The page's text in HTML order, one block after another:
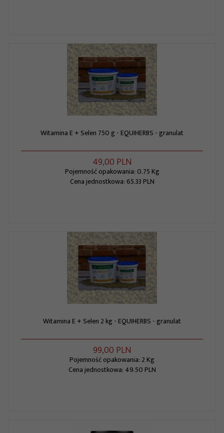
Witamina E + Selen 750 g - EQUIHERBS - granulat
49,00 PLN
Pojemność opakowania: 0.75 Kg
Cena jednostkowa: 65.33 PLN
Witamina E + Selen 2 kg - EQUIHERBS - granulat
99,00 PLN
Pojemność opakowania: 2 Kg
Cena jednostkowa: 49.50 PLN